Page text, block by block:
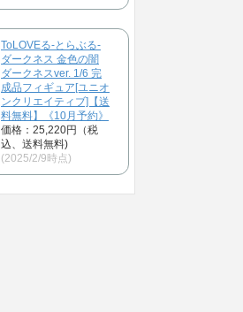
ToLOVEる-とらぶる-
ダークネス 金色の闇
ダークネスver. 1/6 完
成品フィギュア[ユニオ
ンクリエイティブ]【送
料無料】《10月予約》
価格：25,220円（税
込、送料無料)
(2025/2/9時点)